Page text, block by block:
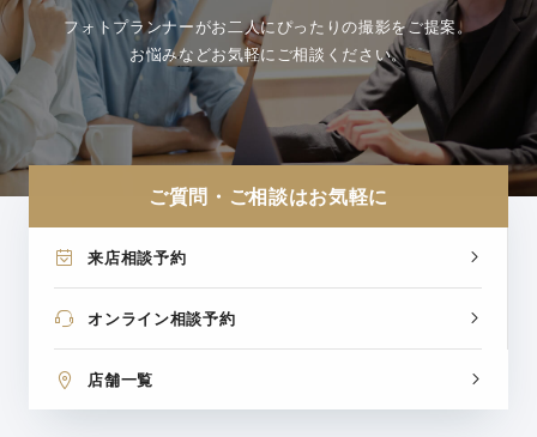
フォトプランナーがお二人にぴったりの撮影をご提案。
お悩みなどお気軽にご相談ください。
ご質問・ご相談はお気軽に
来店相談予約
オンライン相談予約
店舗一覧